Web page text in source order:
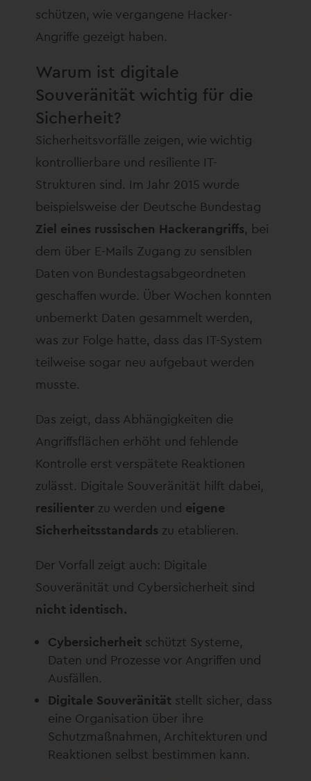
schützen, wie vergangene Hacker-
Angriffe gezeigt haben.
Warum ist digitale
Souveränität wichtig für die
Sicherheit?
Sicherheitsvorfälle zeigen, wie wichtig
kontrollierbare und resiliente IT-
Strukturen sind. Im Jahr 2015 wurde
beispielsweise der Deutsche Bundestag
Ziel eines russischen Hackerangriffs, bei
dem über E-Mails Zugang zu sensiblen
Daten von Bundestagsabgeordneten
geschaffen wurde. Über Wochen konnten
unbemerkt Daten gesammelt werden,
was zur Folge hatte, dass das IT-System
teilweise sogar neu aufgebaut werden
musste.
Das zeigt, dass Abhängigkeiten die
Angriffsflächen erhöht und fehlende
Kontrolle erst verspätete Reaktionen
zulässt. Digitale Souveränität hilft dabei,
resilienter zu werden und eigene
Sicherheitsstandards zu etablieren.
Der Vorfall zeigt auch: Digitale
Souveränität und Cybersicherheit sind
nicht identisch.
Cybersicherheit schützt Systeme,
Daten und Prozesse vor Angriffen und
Ausfällen.
Digitale Souveränität stellt sicher, dass
eine Organisation über ihre
Schutzmaßnahmen, Architekturen und
Reaktionen selbst bestimmen kann.